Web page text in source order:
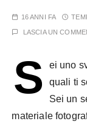
16 ANNI FA
LASCIA UN
S
ei uno
quali ti
Sei un
materiale